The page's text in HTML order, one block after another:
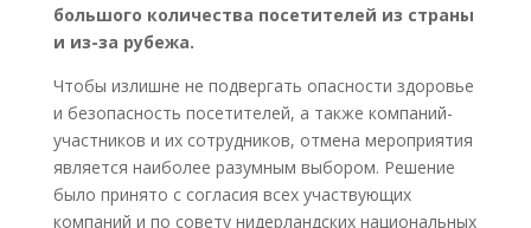
большого количества посетителей из страны
и из-за рубежа.
Чтобы излишне не подвергать опасности здоровье
и безопасность посетителей, а также компаний-
участников и их сотрудников, отмена мероприятия
является наиболее разумным выбором. Решение
было принято с согласия всех участвующих
компаний и по совету нидерландских национальных